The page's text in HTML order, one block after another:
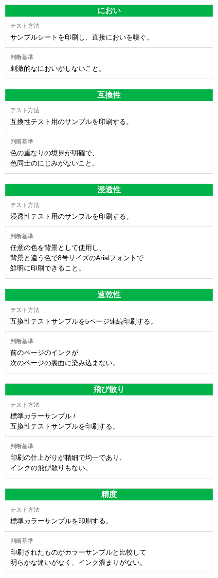
におい
サンプルシートを印刷し、直接においを嗅ぐ。
刺激的なにおいがしないこと。
互換性
互換性テスト用のサンプルを印刷する。
色の重なりの境界が明確で、
色同士のにじみがないこと。
浸透性
浸透性テスト用のサンプルを印刷する。
任意の色を背景として使用し、
背景と違う色で8号サイズのArialフォントで
鮮明に印刷できること。
速乾性
互換性テストサンプルを5ページ連続印刷する。
前のページのインクが
次のページの裏面に染み込まない。
飛び散り
標準カラーサンプル /
互換性テストサンプルを印刷する。
印刷の仕上がりが精細で均一であり、
インクの飛び散りもない。
精度
標準カラーサンプルを印刷する。
印刷されたものがカラーサンプルと比較して
明らかな違いがなく、インク溜まりがない。